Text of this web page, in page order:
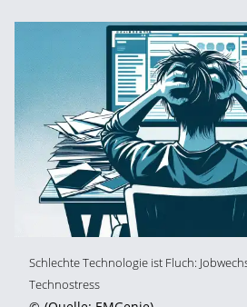
Schlechte Technologie ist Fluch:
Technostress